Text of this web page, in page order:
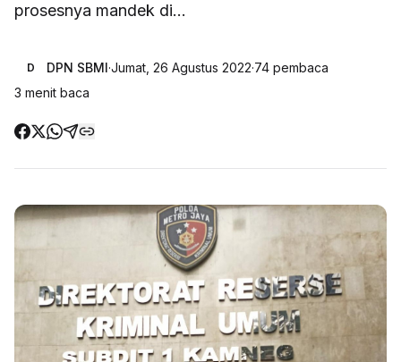
prosesnya mandek di...
D DPN SBMI·Jumat, 26 Agustus 2022·74 pembaca
3 menit baca